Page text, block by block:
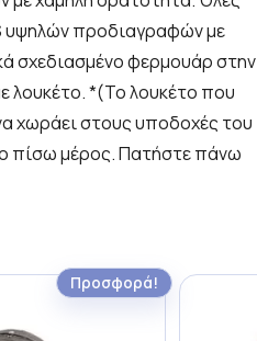
υψηλών προδιαγραφών με
σχεδιασμένο φερμουάρ στην
λουκέτο. *(Το λουκέτο που
χωράει στους υποδοχές του
πίσω μέρος. Πατήστε πάνω
Προσφορά!